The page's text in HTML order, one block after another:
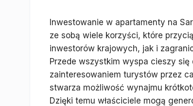
Inwestowanie w apartamenty na
ze sobą wiele korzyści, które
inwestorów krajowych, jak i
Przede wszystkim wyspa cieszy się
zainteresowaniem turystów przez
stwarza możliwość wynajmu
Dzięki temu właściciele mogą